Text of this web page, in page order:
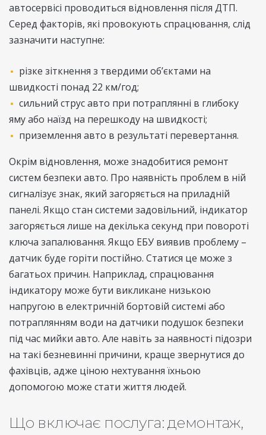
автосервісі проводиться відновлення після ДТП.
Серед факторів, які провокують спрацювання, слід
зазначити наступне:
різке зіткнення з твердими об’єктами на
швидкості понад 22 км/год;
сильний струс авто при потраплянні в глибоку
яму або наїзд на перешкоду на швидкості;
приземлення авто в результаті перевертання.
Окрім відновлення, може знадобитися ремонт
систем безпеки авто. Про наявність проблем в ній
сигналізує знак, який загоряється на приладній
панелі. Якщо стан системи задовільний, індикатор
загоряється лише на декілька секунд при повороті
ключа запалювання. Якщо ЕБУ виявив проблему –
датчик буде горіти постійно. Статися це може з
багатьох причин. Наприклад, спрацювання
індикатору може бути викликане низькою
напругою в електричній бортовій системі або
потраплянням води на датчики подушок безпеки
під час мийки авто. Але навіть за наявності підозри
на такі безневинні причини, краще звернутися до
фахівців, адже ціною нехтування їхньою
допомогою може стати життя людей.
Що включає послуга: демонтаж,